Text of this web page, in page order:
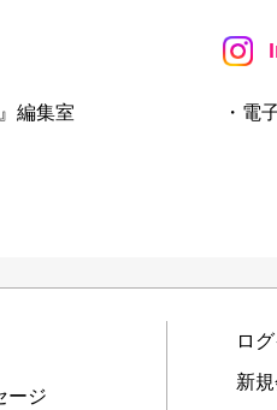
編集室 ・電
ージ
ロ
新